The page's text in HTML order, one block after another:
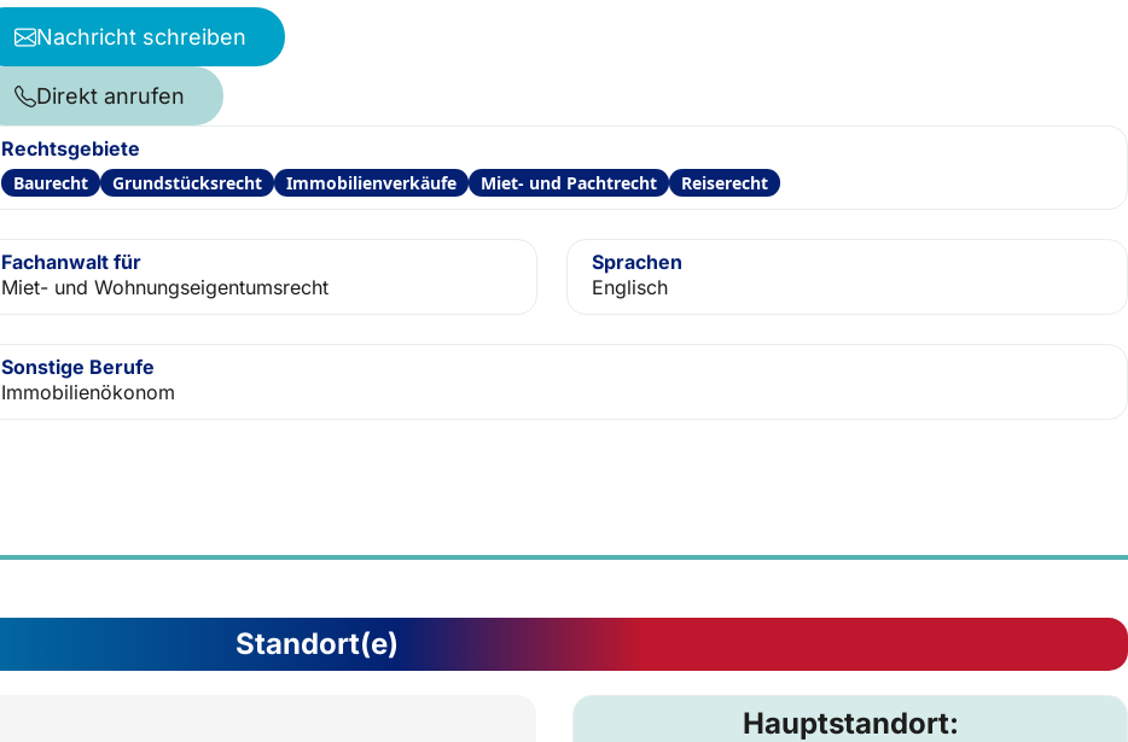
Nachricht schreiben
Direkt anrufen
Rechtsgebiete
Baurecht Grundstücksrecht Immobilienverkäufe Miet- und Pachtrecht Reiserecht
Fachanwalt für
Miet- und Wohnungseigentumsrecht
Sprachen
Englisch
Sonstige Berufe
Immobilienökonom
Standort(e)
Hauptstandort: